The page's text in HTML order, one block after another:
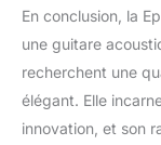
En conclusion, la
une guitare
recherchent une
élégant. Elle
innovation, et son